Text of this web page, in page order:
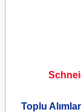
Toplu